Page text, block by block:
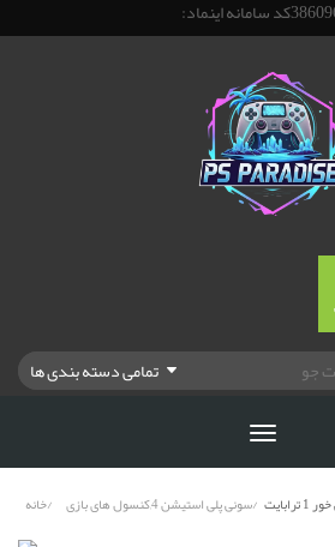
سامانه اینماد:
تمامی دسته بندی ها
خانه سونی پلی استیشن 4,کنسول های بازی